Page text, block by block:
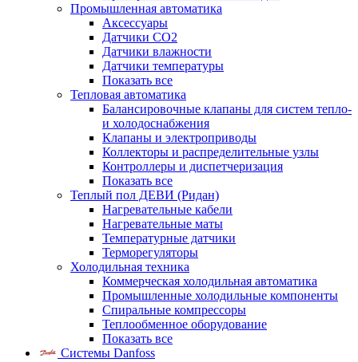
Промышленная автоматика
Аксессуары
Датчики CO2
Датчики влажности
Датчики температуры
Показать все
Тепловая автоматика
Балансировочные клапаны для систем тепло-
и холодоснабжения
Клапаны и электроприводы
Коллекторы и распределительные узлы
Контроллеры и диспетчеризация
Показать все
Теплый пол ДЕВИ (Ридан)
Нагревательные кабели
Нагревательные маты
Температурные датчики
Терморегуляторы
Холодильная техника
Коммерческая холодильная автоматика
Промышленные холодильные компоненты
Спиральные компрессоры
Теплообменное оборудование
Показать все
Системы Danfoss